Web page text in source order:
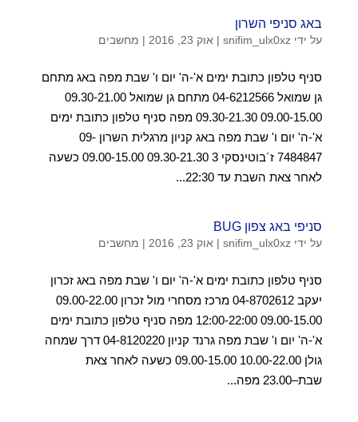
באג סניפי השרון
על ידי snifim_ulx0xz
| אוק 23, 2016 | מחשבים
סניף טלפון כתובת ימים א'-ה' יום ו' שבת מפה באג מתחם
גן שמואל 04-6212566 מתחם גן שמואל 09.30-21.00
09.00-15.00 09.30-21.30 מפה סניף טלפון כתובת ימים
א'-ה' יום ו' שבת מפה באג קניון מרגלית השרון 09-
7484847 ז´בוטינסקי 3 09.30-21.30 09.00-15.00 כשעה
לאחר צאת השבת עד 22:30...
סניפי באג צפון BUG
על ידי snifim_ulx0xz
| אוק 23, 2016 | מחשבים
סניף טלפון כתובת ימים א'-ה' יום ו' שבת מפה באג זכרון
יעקב 04-8702612 מרכז מסחרי מול זכרון 09.00-22.00
09.00-15.00 12:00-22:00 מפה סניף טלפון כתובת ימים
א'-ה' יום ו' שבת מפה גרנד קניון 04-8120220 דרך שמחה
גולן 10.00-22.00 09.00-15.00 כשעה לאחר צאת
שבת–23.00 מפה...